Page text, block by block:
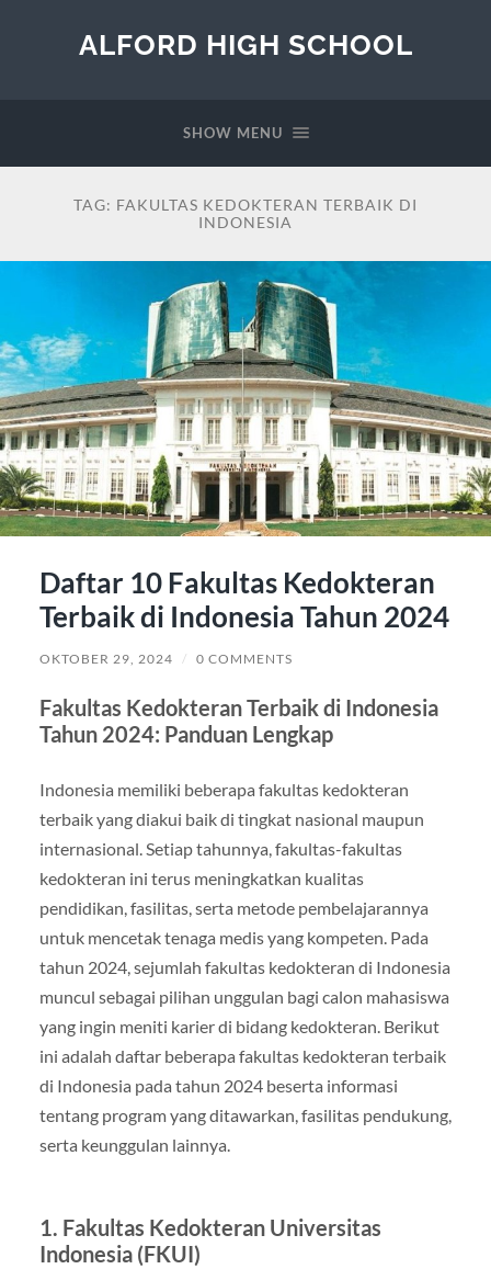
ALFORD HIGH SCHOOL
SHOW MENU
TAG: FAKULTAS KEDOKTERAN TERBAIK DI
INDONESIA
Daftar 10 Fakultas Kedokteran
Terbaik di Indonesia Tahun 2024
OKTOBER 29, 2024 / 0 COMMENTS
Fakultas Kedokteran Terbaik di Indonesia
Tahun 2024: Panduan Lengkap
Indonesia memiliki beberapa fakultas kedokteran
terbaik yang diakui baik di tingkat nasional maupun
internasional. Setiap tahunnya, fakultas-fakultas
kedokteran ini terus meningkatkan kualitas
pendidikan, fasilitas, serta metode pembelajarannya
untuk mencetak tenaga medis yang kompeten. Pada
tahun 2024, sejumlah fakultas kedokteran di Indonesia
muncul sebagai pilihan unggulan bagi calon mahasiswa
yang ingin meniti karier di bidang kedokteran. Berikut
ini adalah daftar beberapa fakultas kedokteran terbaik
di Indonesia pada tahun 2024 beserta informasi
tentang program yang ditawarkan, fasilitas pendukung,
serta keunggulan lainnya.
1. Fakultas Kedokteran Universitas
Indonesia (FKUI)